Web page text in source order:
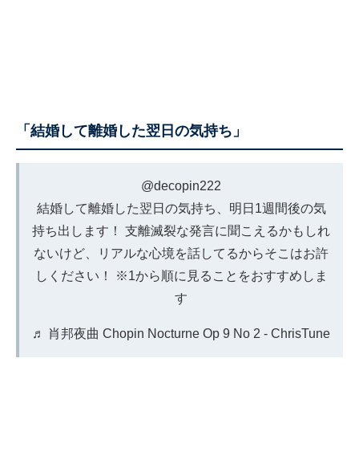
「結婚して離婚した翌日の気持ち」
@decopin222
結婚して離婚した翌日の気持ち、明日1週間後の気
持ち出します！ 支離滅裂な発言に聞こえるかもしれ
ないけど、リアルな心境を話してるからそこはお許
しください！ ※1から順に見ることをおすすめしま
す
♬ 肖邦夜曲 Chopin Nocturne Op 9 No 2 - ChrisTune